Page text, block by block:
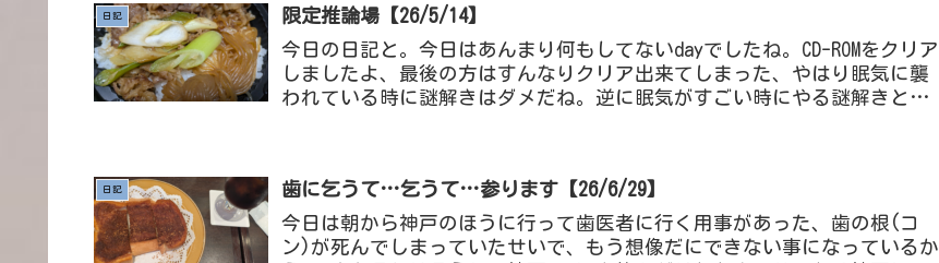
日記 限定推論場【26/5/14】
今日の日記と。今日はあんまり何もしてないdayでしたね。CD-ROMをクリア
しましたよ、最後の方はすんなりクリア出来てしまった、やはり眠気に襲
われている時に謎解きはダメだね。逆に眠気がすごい時にやる謎解きとい
日記 歯に乞うて…乞うて…参ります【26/6/29】
今日は朝から神戸のほうに行って歯医者に行く用事があった、歯の根(コ
ン)が死んでしまっていたせいで、もう想像だにできない事になっているか